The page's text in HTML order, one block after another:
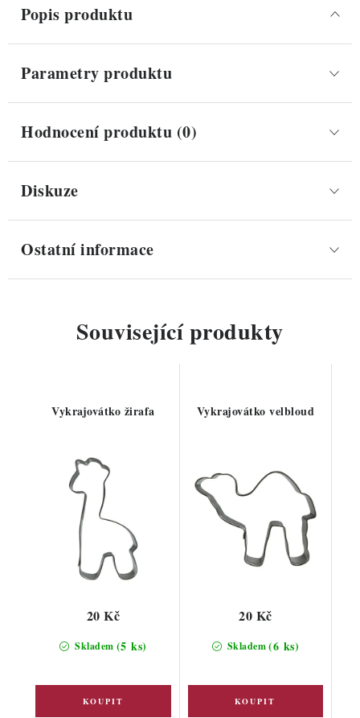
Popis produktu
Parametry produktu
Hodnocení produktu (0)
Diskuze
Ostatní informace
Související produkty
Vykrajovátko žirafa
Skladem (5 ks)
20 Kč
Vykrajovátko velbloud
Skladem(6 ks)
20 Kč